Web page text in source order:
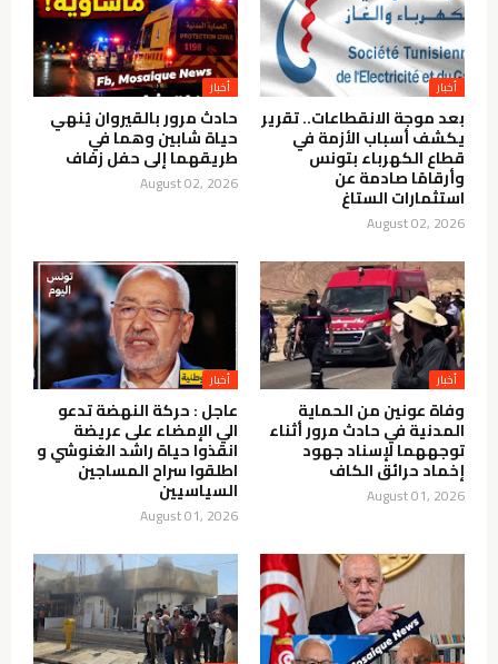
أخبار
بعد موجة الانقطاعات.. تقرير
يكشف أسباب الأزمة في
قطاع الكهرباء بتونس
وأرقامًا صادمة عن
استثمارات الستاغ
August 02, 2026
أخبار
حادث مرور بالقيروان يُنهي
حياة شابين وهما في
طريقهما إلى حفل زفاف
August 02, 2026
أخبار
وفاة عونين من الحماية
المدنية في حادث مرور أثناء
توجههما لإسناد جهود
إخماد حرائق الكاف
August 01, 2026
أخبار
عاجل : حركة النهضة تدعو
الي الإمضاء على عريضة
انقذوا حياة راشد الغنوشي و
اطلقوا سراح المساجين
السياسيين
August 01, 2026